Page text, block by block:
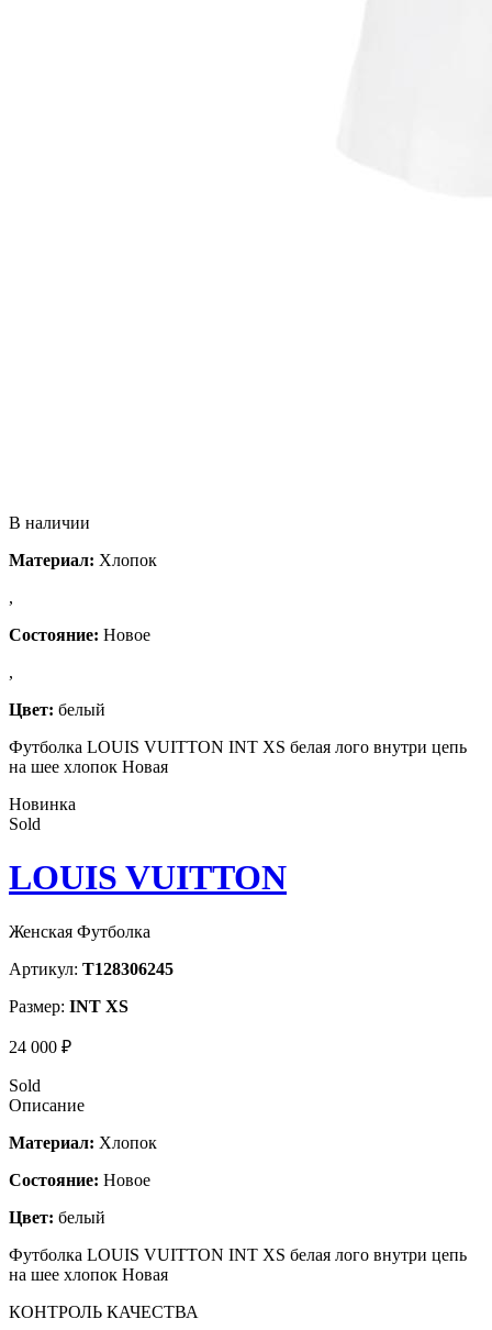
В наличии
Материал: Хлопок
,
Состояние: Новое
,
Цвет: белый
Футболка LOUIS VUITTON INT XS белая лого внутри цепь
на шее хлопок Новая
Новинка
Sold
LOUIS VUITTON
Женская Футболка
Артикул: T128306245
Размер: INT XS
24 000 ₽
Sold
Описание
Материал: Хлопок
Состояние: Новое
Цвет: белый
Футболка LOUIS VUITTON INT XS белая лого внутри цепь
на шее хлопок Новая
КОНТРОЛЬ КАЧЕСТВА